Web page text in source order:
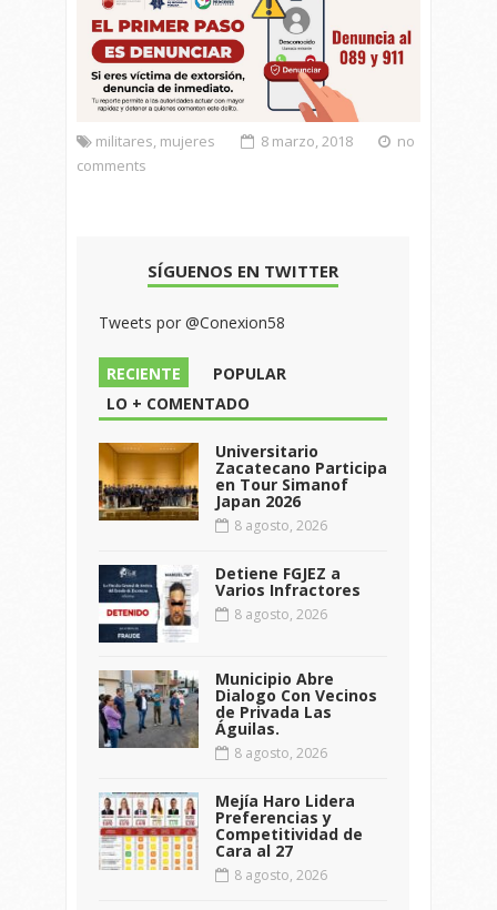
militares, mujeres 8 marzo, 2018
no
comments
SÍGUENOS EN TWITTER
Tweets por @Conexion58
RECIENTE
POPULAR
LO + COMENTADO
Universitario
Zacatecano Participa
en Tour Simanof
Japan 2026
8 agosto, 2026
Detiene FGJEZ a
Varios Infractores
8 agosto, 2026
Municipio Abre
Dialogo Con Vecinos
de Privada Las
Águilas.
8 agosto, 2026
Mejía Haro Lidera
Preferencias y
Competitividad de
Cara al 27
8 agosto, 2026